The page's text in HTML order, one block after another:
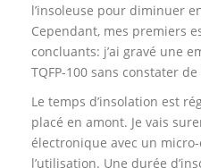
l’insoleuse pour diminuer
Cependant, mes premiers
concluants: j’ai gravé une
TQFP-100 sans constater
Le temps d’insolation est
placé en amont. Je vais
électronique avec un
l’utilisation. Une durée